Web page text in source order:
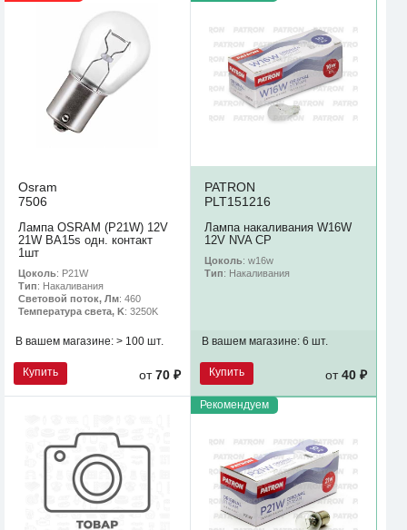
Osram
7506
Лампа OSRAM (P21W) 12V
21W BA15s одн. контакт
1шт
Цоколь: P21W
Тип: Накаливания
Световой поток, Лм: 460
Температура света, K: 3250K
В вашем магазине: > 100 шт.
Купить от70 ₽
PATRON
PLT151216
Лампа накаливания W16W
12V NVA CP
Цоколь: w16w
Тип: Накаливания
В вашем магазине: 6 шт.
Купить от40 ₽
Рекомендуем